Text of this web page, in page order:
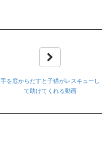
手を窓からだすと子猫がレスキューし
て助けてくれる動画